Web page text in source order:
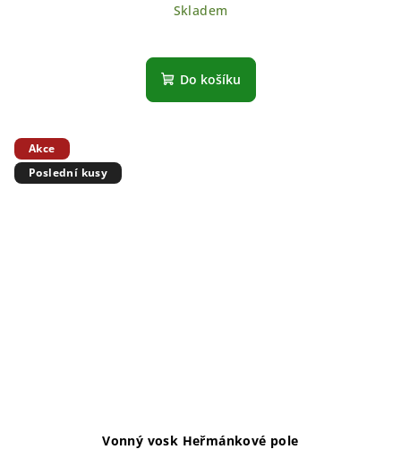
Skladem
Do košíku
Akce
Poslední kusy
Vonný vosk Heřmánkové pole